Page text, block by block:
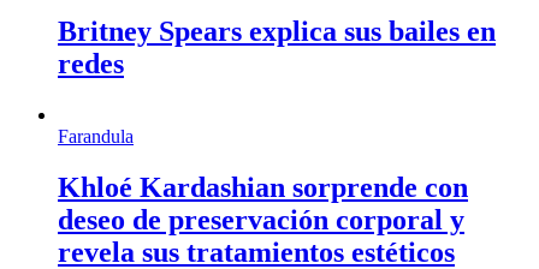
Britney Spears explica sus bailes en
redes
Farandula
Khloé Kardashian sorprende con
deseo de preservación corporal y
revela sus tratamientos estéticos